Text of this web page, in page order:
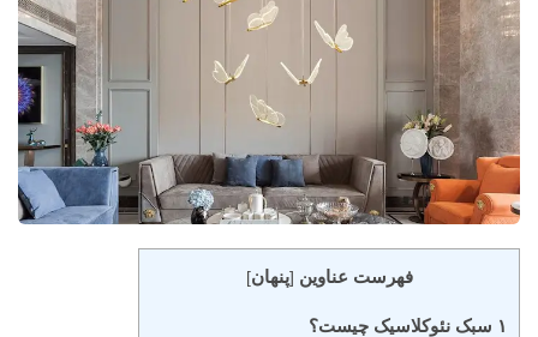
فهرست عناوین [پنهان]
۱ سبک نئوکلاسیک چیست؟